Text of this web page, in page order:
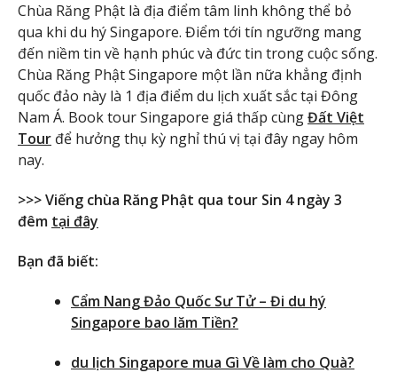
Chùa Răng Phật là địa điểm tâm linh không thể bỏ
qua khi du hý Singapore. Điểm tới tín ngưỡng mang
đến niềm tin về hạnh phúc và đức tin trong cuộc sống.
Chùa Răng Phật Singapore một lần nữa khẳng định
quốc đảo này là 1 địa điểm du lịch xuất sắc tại Đông
Nam Á. Book tour Singapore giá thấp cùngĐất Việt
Tour để hưởng thụ kỳ nghỉ thú vị tại đây ngay hôm
nay.
>>> Viếng chùa Răng Phật qua tour Sin 4 ngày 3
đêm tại đây
Bạn đã biết:
Cẩm Nang Đảo Quốc Sư Tử – Đi du hý
Singapore bao lăm Tiền?
du lịch Singapore mua Gì Về làm cho Quà?